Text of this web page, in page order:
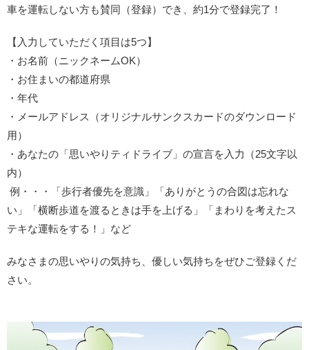
車を運転しない方も賛同（登録）でき、約1分で登録完了！
【入力していただく項目は5つ】
・お名前（ニックネームOK）
・お住まいの都道府県
・年代
・メールアドレス（オリジナルサンクスカードのダウンロード
用）
・あなたの「思いやりティドライブ」の宣言を入力（25文字以
内）
例・・・「歩行者優先を意識」「ありがとうの合図は忘れな
い」「横断歩道を渡るときは手を上げる」「まわりを考えたス
テキな運転をする！」など
みなさまの思いやりの気持ち、優しい気持ちをぜひご登録くだ
さい。